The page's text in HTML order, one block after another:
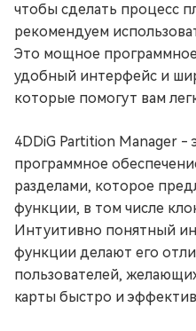
чтобы сделать процесс
рекомендуем
Это мощное
удобный интерфейс и
которые помогут вам
4DDiG Partition Manager -
программное
разделами, которое
функции, в том числе
Интуитивно понятный
функции делают его
пользователей,
карты быстро и